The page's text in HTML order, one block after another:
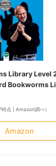
Library Level
Bookworms
点 | Amazon調べ）
Amazon